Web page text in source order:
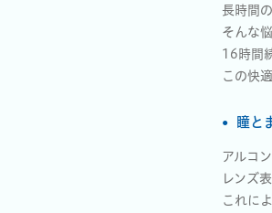
長時間
そんな
16時間
この快
瞳と
アルコ
レンズ
これに